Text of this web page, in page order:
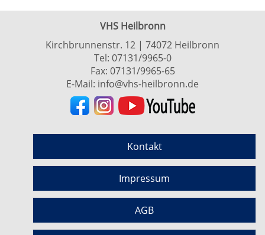
VHS Heilbronn
Kirchbrunnenstr. 12 | 74072 Heilbronn
Tel: 07131/9965-0
Fax: 07131/9965-65
E-Mail: info@vhs-heilbronn.de
Kontakt
Impressum
AGB